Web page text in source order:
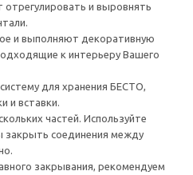
отрегулировать и выровнять
и выполняют декоративную
к интерьеру Вашего
для хранения БЕСТО,
и вставки.
частей. Используйте
соединения между
закрывания, рекомендуем